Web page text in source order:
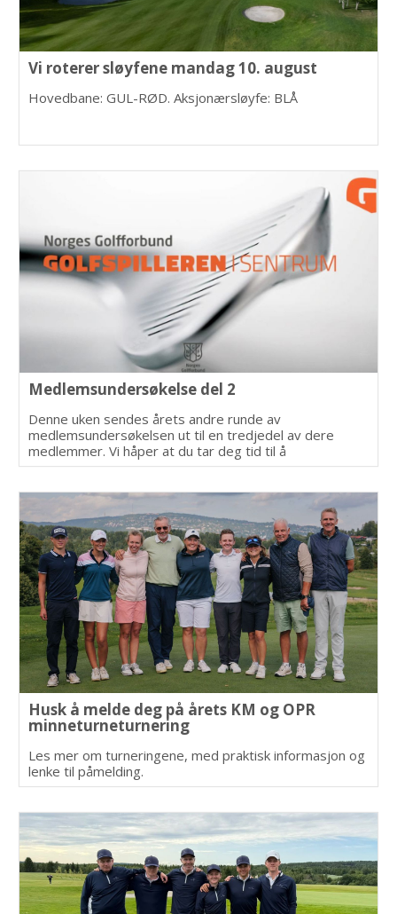
Vi roterer sløyfene mandag 10. august
Hovedbane: GUL-RØD. Aksjonærsløyfe: BLÅ
Medlemsundersøkelse del 2
Denne uken sendes årets andre runde av
medlemsundersøkelsen ut til en tredjedel av dere
medlemmer. Vi håper at du tar deg tid til å
svare.
Husk å melde deg på årets KM og OPR
minneturneturnering
Les mer om turneringene, med praktisk informasjon og
lenke til påmelding.